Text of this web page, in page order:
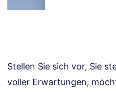
Stellen Sie sich vor, Sie
voller Erwartungen,